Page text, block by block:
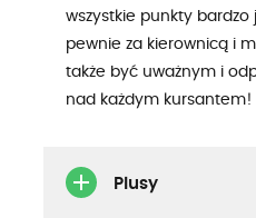
wszystkie punkty bardzo
pewnie za kierownicą i
także być uważnym i
nad każdym kursantem!
Plusy